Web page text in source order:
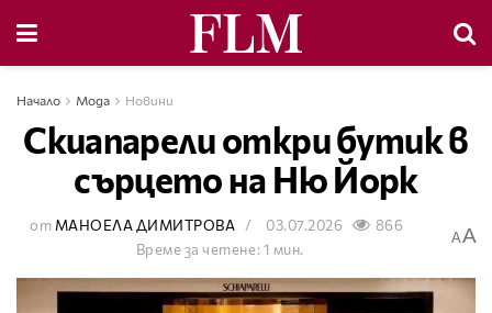
Начало Мода Новини
Скиапарели откри бутик в
сърцето на Ню Йорк
от МАНОЕЛА ДИМИТРОВА 03.07.2026
866
Време за четене: 1 мин.
AA